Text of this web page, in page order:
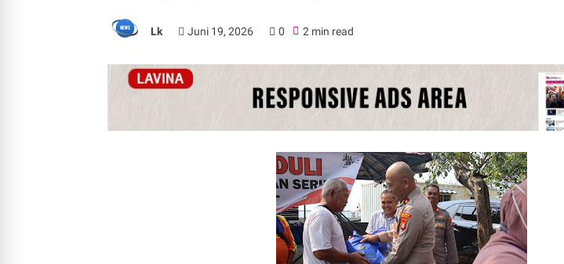
Lk Juni 19, 2026 0 2 min read